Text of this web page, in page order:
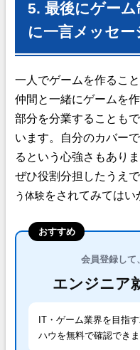
5. 最後にゲー
に一言メッセー
一人でゲームを作るこ
仲間と一緒にゲームを
部分を分業することも
います。自分のカバー
るという心強さもありま
ぜひ役割分担したうえで
う体験をされてみてはい
おすすめ
会員登録して
エンジニア
IT・ゲーム業界を目指
ハウを無料で確認できま